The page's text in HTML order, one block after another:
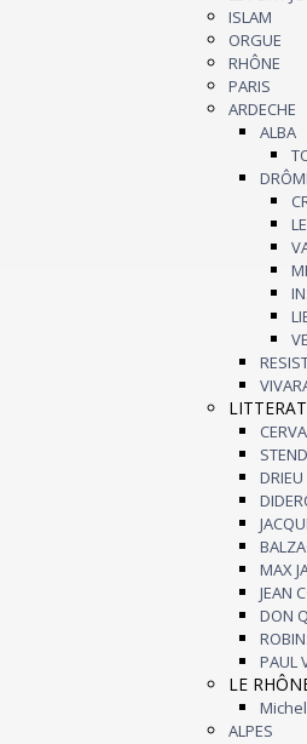
ISLAM
ORGUE
RHÔNE
PARIS
ARDECHE
ALBA
MAX
JEAN
DON
PAUL
LE
ALPES